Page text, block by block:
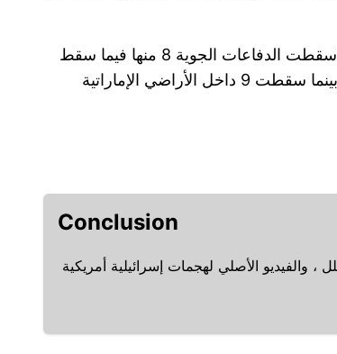
إنها رصدت 9 صواريخ باليستية في ذلك اليوم، أسقطت الدفاعات الجوية 8 منها فيما سقط
Conclusion
والفيديو الأصلي لهجمات إسرائيلية أمريكية